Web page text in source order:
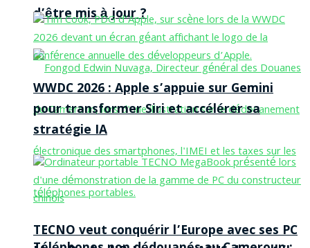
d’être mis à jour ?
WWDC 2026 : Apple s’appuie sur Gemini
pour transformer Siri et accélérer sa
stratégie IA
TECNO veut conquérir l’Europe avec ses PC